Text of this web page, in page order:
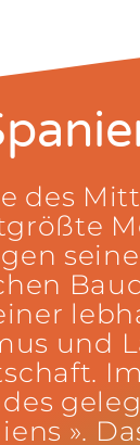
des
und
».